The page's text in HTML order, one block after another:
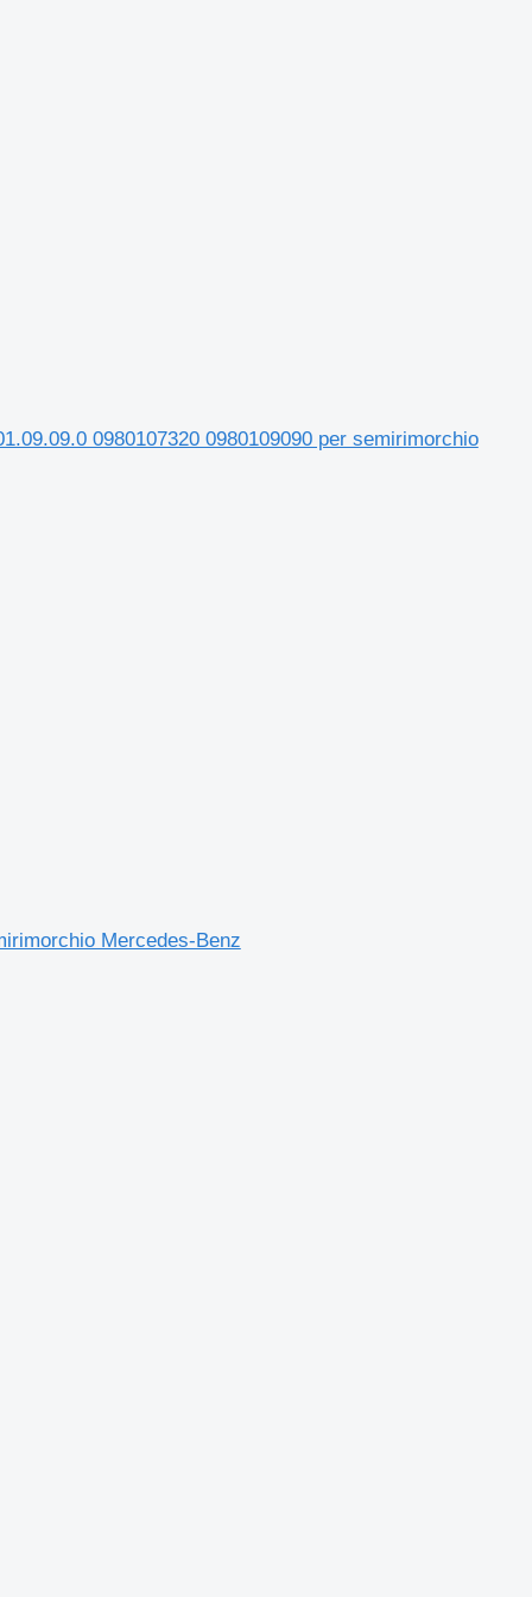
0980107320 0980109090 per semirimorchio
Mercedes-Benz